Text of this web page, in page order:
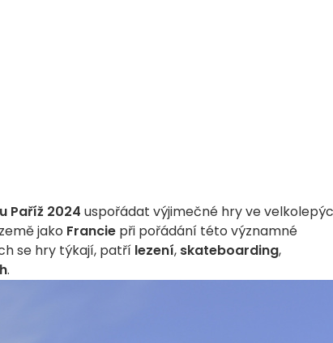
Paříž 2024 uspořádat výjimečné hry ve
jako Francie při pořádání této významné
se hry týkají, patří lezení, skateboarding,
.